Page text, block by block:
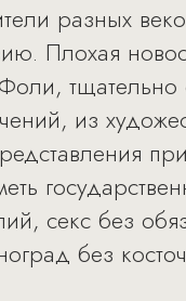
разных
Плохая
из
секс без
без